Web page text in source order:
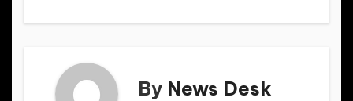
o n
By News Desk